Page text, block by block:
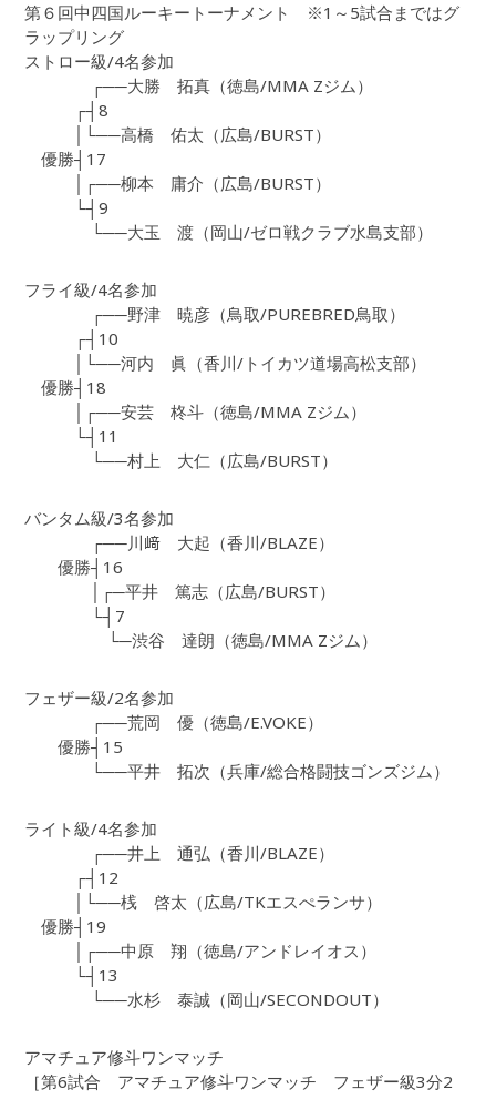
第６回中四国ルーキートーナメント ※1～5試合まではグ
ラップリング
ストロー級/4名参加
┌──大勝 拓真（徳島/MMA Zジム）
┌┤8
│└──高橋 佑太（広島/BURST）
優勝┤17
│┌──柳本 庸介（広島/BURST）
└┤9
└──大玉 渡（岡山/ゼロ戦クラブ水島支部）
フライ級/4名参加
┌──野津 暁彦（鳥取/PUREBRED鳥取）
┌┤10
│└──河内 眞（香川/トイカツ道場高松支部）
優勝┤18
│┌──安芸 柊斗（徳島/MMA Zジム）
└┤11
└──村上 大仁（広島/BURST）
バンタム級/3名参加
┌──川﨑 大起（香川/BLAZE）
優勝┤16
│┌─平井 篤志（広島/BURST）
└┤7
└─渋谷 達朗（徳島/MMA Zジム）
フェザー級/2名参加
┌──荒岡 優（徳島/E.VOKE）
優勝┤15
└──平井 拓次（兵庫/総合格闘技ゴンズジム）
ライト級/4名参加
┌──井上 通弘（香川/BLAZE）
┌┤12
│└──桟 啓太（広島/TKエスぺランサ）
優勝┤19
│┌──中原 翔（徳島/アンドレイオス）
└┤13
└──水杉 泰誠（岡山/SECONDOUT）
アマチュア修斗ワンマッチ
［第6試合 アマチュア修斗ワンマッチ フェザー級3分2